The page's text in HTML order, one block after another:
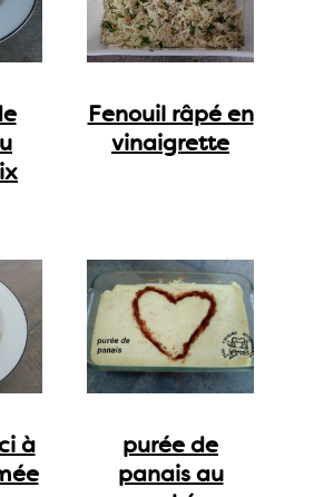
Fenouil râpé en
vinaigrette
à
purée de
panais au